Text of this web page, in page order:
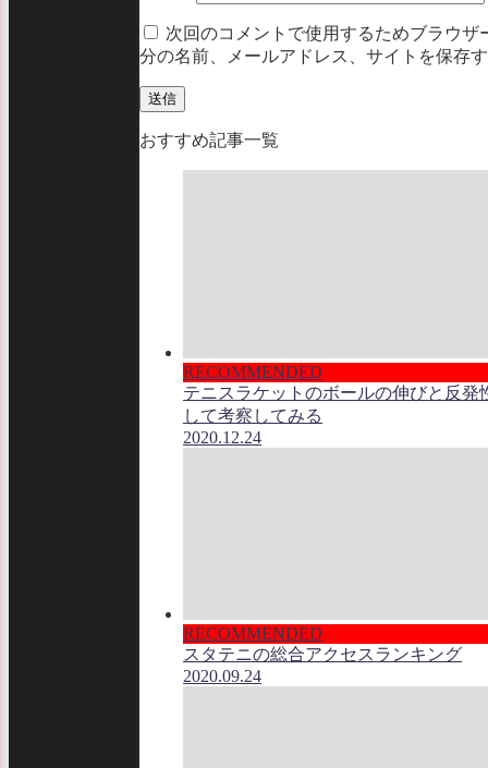
次回のコメントで使用するためブラウザ
分の名前、メールアドレス、サイトを保存
おすすめ記事一覧
RECOMMENDED
テニスラケットのボールの伸びと反発
して考察してみる
2020.12.24
RECOMMENDED
スタテニの総合アクセスランキング
2020.09.24